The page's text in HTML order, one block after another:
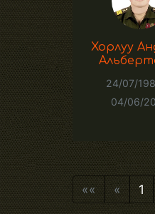
Хорлуу
24/07/
04/06/
«« « 1